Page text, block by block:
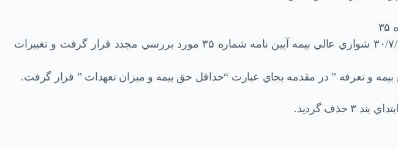
در جلسه مورخ ۳۰/۷/۱۳۷۵ شواري عالي بيمه آيين نامه شماره ۳۵ مورد بررسي مجدد قرار گرفت و تغييرات
شد: